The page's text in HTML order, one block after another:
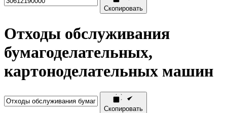
Скопировать
Отходы обслуживания
бумагоделательных,
картоноделательных машин
Скопировать